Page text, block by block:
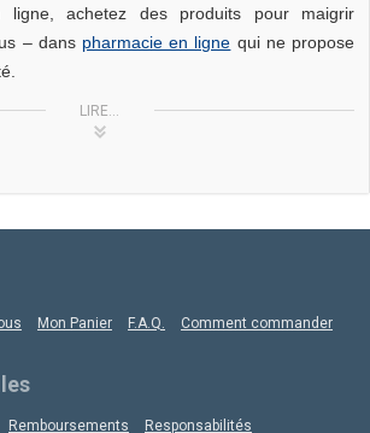
ligne, achetez des produits pour maigrir
– dans pharmacie en ligne qui ne propose
LIRE...
Mon Panier F.A.Q. Comment commander
Remboursements Responsabilités